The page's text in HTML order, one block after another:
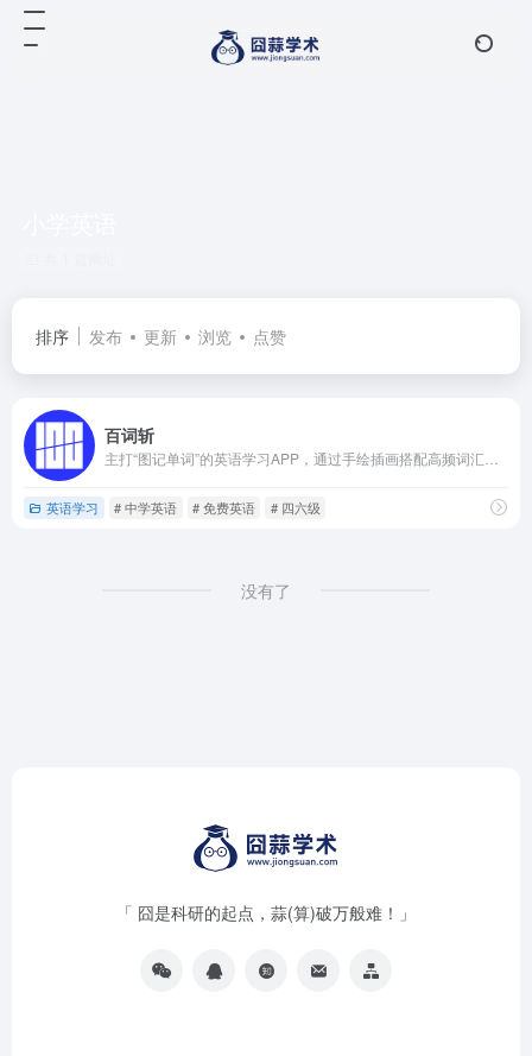
排序 发布 更新 浏览 点赞
百词斩
英语学习 # 中学英语 # 免费英语 # 四六级
没有了
「 囧是科研的起点，蒜(算)破万般难！」